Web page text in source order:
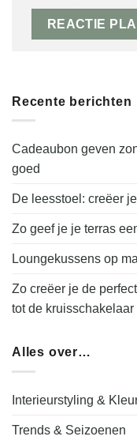
Recente berichten
Cadeaubon geven
goed
De leesstoel: creëer
Zo geef je je terras
Loungekussens op
Zo creëer je de
tot de kruisschakelaar
Alles over…
Interieurstyling &
Trends & Seizoenen